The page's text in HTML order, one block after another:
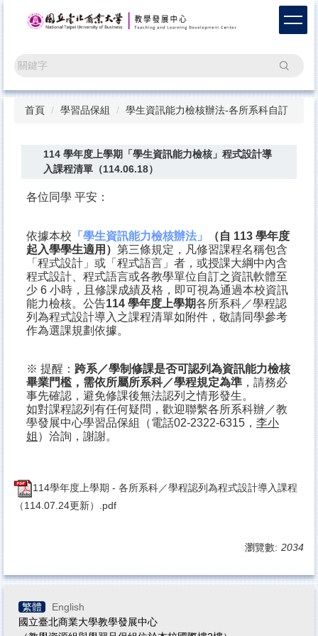
區
搜尋
首頁 學習品保組 學生資訊能力檢核辦法-各所系科自訂
114 學年度上學期「學生資訊能力檢核」程式設計導
入課程清單（114.06.18）
各位同學 平安：
依據本校 「學生資訊能力檢核辦法」
（自 113 學年度
起入學學生適用） 第三條規定，凡修習課程名稱包含
「程式設計」或「程式語言」者，或授課大綱中內含
程式設計、程式語言或各教學單位自訂之資訊軟體至
少 6 小時，且修課成績及格，即可視為通過本校資訊
能力檢核。公告114 學年度上學期各所系科／學程認
列為程式設計導入之課程清單如附件，敬請同學參考
作為選課規劃依據。
※ 提醒： 跨系／學制修課是否可認列為資訊能力檢核
畢業門檻，需依所屬所系科／學程規定為準 ，請務必
事先確認，避免修課後無法認列之情形發生。
如對課程認列有任何疑問，歡迎聯繫各所系科辦／教
學發展中心學習品保組（電話02-2322-6315， 李小
姐 ）洽詢，謝謝。
114學年度上學期 - 各所系科／學程認列為程式設計導入課程
（114.07.24更新）.pdf
瀏覽數: 2034
繁體
English
國立臺北商業大學教學發展中心